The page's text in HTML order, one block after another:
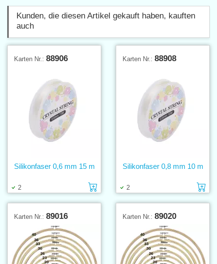
Kunden, die diesen Artikel gekauft haben, kauften
auch
Karten Nr.: 88906
2 Einlage in den Warenkorb
Silikonfaser 0,6 mm 15 m
Karten Nr.: 88908
2
Silikonfaser 0,8 mm 10 m
Karten Nr.: 89016 Karten Nr.: 89020